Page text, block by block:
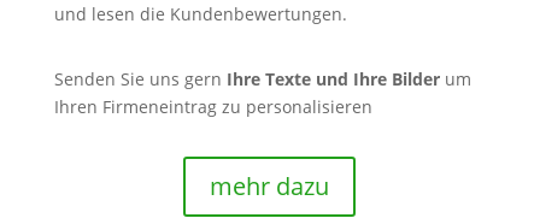
und lesen die Kundenbewertungen.
Senden Sie uns gern Ihre Texte und Ihre Bilderum
Ihren Firmeneintrag zu personalisieren
mehr dazu